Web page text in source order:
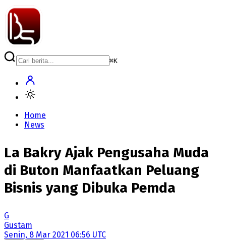
⌘K
Home
News
La Bakry Ajak Pengusaha Muda
di Buton Manfaatkan Peluang
Bisnis yang Dibuka Pemda
G
Gustam
Senin, 8 Mar 2021 06:56 UTC